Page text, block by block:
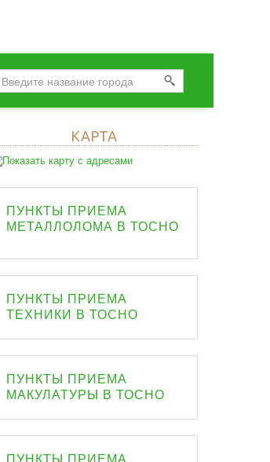
КАРТА
ПУНКТЫ ПРИЕМА
МЕТАЛЛОЛОМА В ТОСНО
ПУНКТЫ ПРИЕМА
ТЕХНИКИ В ТОСНО
ПУНКТЫ ПРИЕМА
МАКУЛАТУРЫ В ТОСНО
ПУНКТЫ ПРИЕМА